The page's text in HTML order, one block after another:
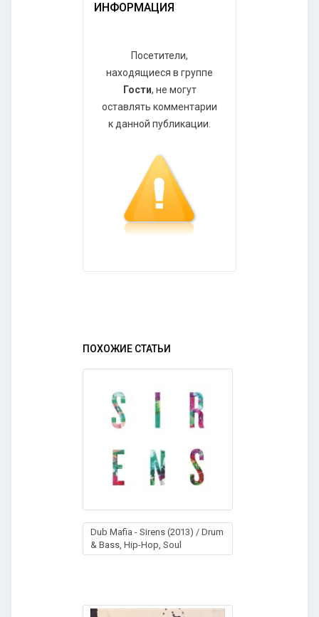
ИНФОРМАЦИЯ
Посетители,
находящиеся в группе
Гости, не могут
оставлять комментарии
к данной публикации.
ПОХОЖИЕ СТАТЬИ
Dub Mafia - Sirens (2013) / Drum
& Bass, Hip-Hop, Soul